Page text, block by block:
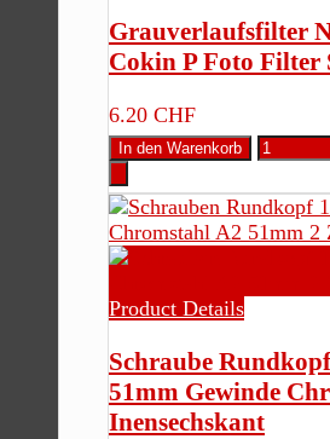
Grauverlaufsfilter
Cokin P Foto Filter
6.20 CHF
Product Details
Schraube
51mm Gewinde
Inensechskant